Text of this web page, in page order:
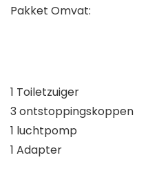
Pakket Omvat:
1 Toiletzuiger
3 ontstoppingskoppen
1 luchtpomp
1 Adapter